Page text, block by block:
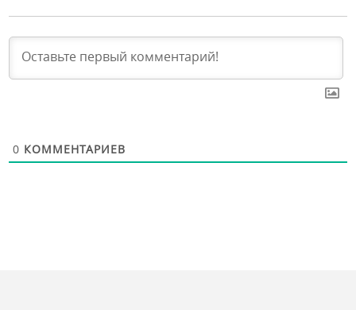
0 КОММЕНТАРИЕВ